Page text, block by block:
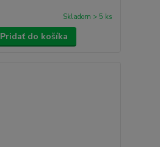
Skladom > 5 ks
Pridať do košíka